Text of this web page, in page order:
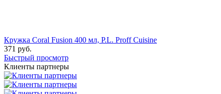
Кружка Coral Fusion 400 мл, P.L. Proff Cuisine
371 руб.
Быстрый просмотр
Клиенты партнеры